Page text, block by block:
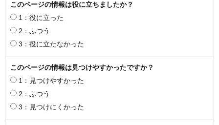
このページの情報は役に立ちましたか？
1：役に立った
2：ふつう
3：役に立たなかった
このページの情報は見つけやすかったですか？
1：見つけやすかった
2：ふつう
3：見つけにくかった